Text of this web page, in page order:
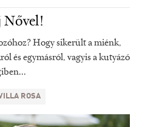
Nővel!
Hogy sikerült a miénk,
és egymásról, vagyis a kutyázó
ROSA